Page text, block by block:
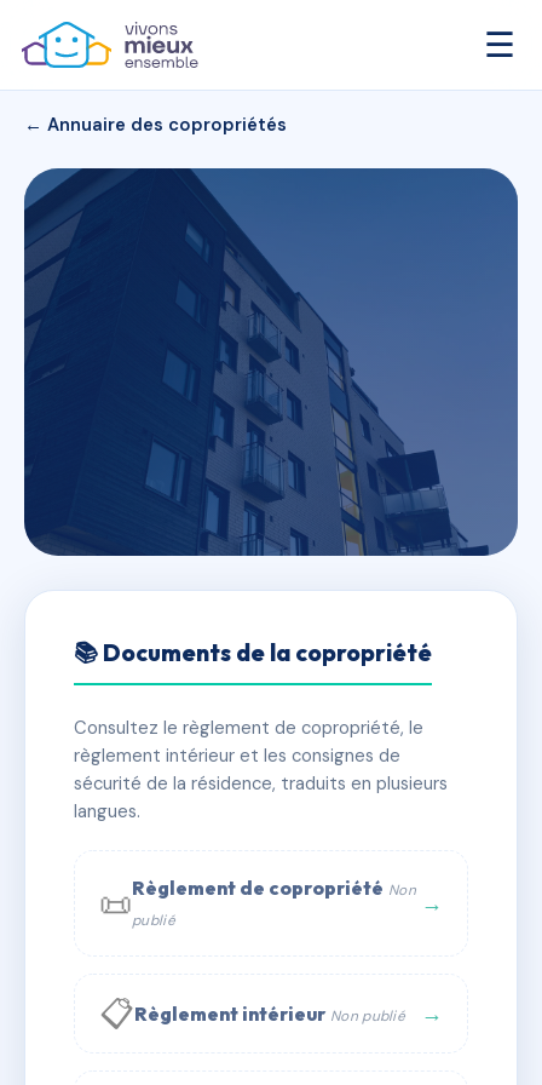
☰
← Annuaire des copropriétés
30 rue Carnot
✓ Immatriculée 🏠 7 lots 🏗 1 bâtiment(s)
📞 Contacter Syndic Digital
📚 Documents de la copropriété
Consultez le règlement de copropriété, le
règlement intérieur et les consignes de
sécurité de la résidence, traduits en plusieurs
langues.
📜Règlement de copropriété Non
publié
→
📋Règlement intérieur Non publié →